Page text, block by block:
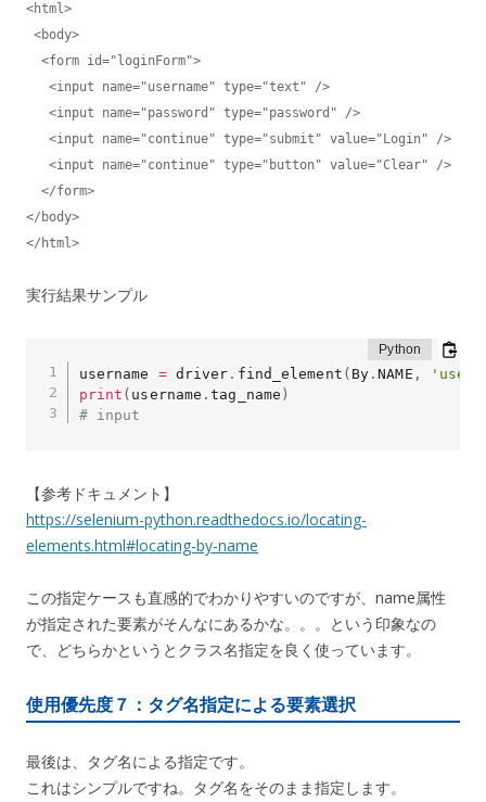
<html>
</body>
</html>
実行結果サンプル
username = driver . find_element ( By .NAME ,
print ( username .tag_name )
# input
【参考ドキュメント】
https://selenium-python.readthedocs.io/locating-
elements.html#locating-by-name
この指定ケースも直感的でわかりやすいのですが、name属性
が指定された要素がそんなにあるかな。。。という印象なの
で、どちらかというとクラス名指定を良く使っています。
使用優先度７：タグ名指定による要素選択
最後は、タグ名による指定です。
これはシンプルですね。タグ名をそのまま指定します。